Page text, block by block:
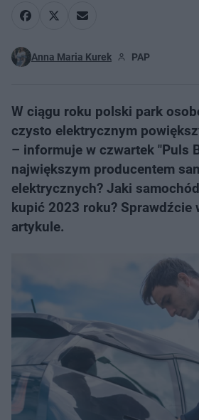
Anna Maria Kurek PAP
W ciągu roku polski park
czysto elektrycznym
– informuje w czwartek "Puls
największym producentem
elektrycznych? Jaki
kupić 2023 roku? Sprawdźcie
artykule.